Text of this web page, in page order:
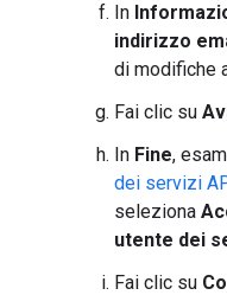
In
indirizzo
di modifiche
Fai clic su
In Fine,
dei servizi
seleziona
utente dei
Fai clic su